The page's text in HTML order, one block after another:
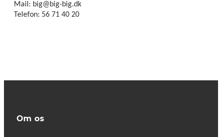
Mail: big@big-big.dk
Telefon: 56 71 40 20
Om os